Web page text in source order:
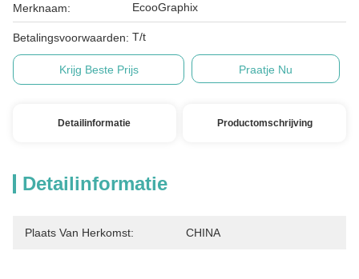
Merknaam: EcooGraphix
Betalingsvoorwaarden: T/t
Krijg Beste Prijs Praatje Nu
Detailinformatie Productomschrijving
Detailinformatie
Plaats Van Herkomst: CHINA